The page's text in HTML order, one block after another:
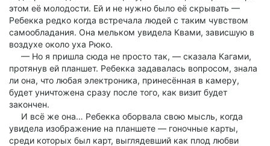
этом её молодости. Ей и не нужно было её скрывать —
Ребекка редко когда встречала людей с таким чувством
самообладания. Она мельком увидела Квами, зависшую в
воздухе около уха Рюко.
— Но я пришла сюда не просто так, — сказала Кагами,
протянув ей планшет. Ребекка задавалась вопросом, знала
ли она, что любая электроника, принесённая в камеру,
будет уничтожена сразу после того, как визит будет
закончен.
И всё же она… Ребекка оборвала свою мысль, когда
увидела изображение на планшете — гоночные карты,
среди которых был карт, выглядевший как плод любви